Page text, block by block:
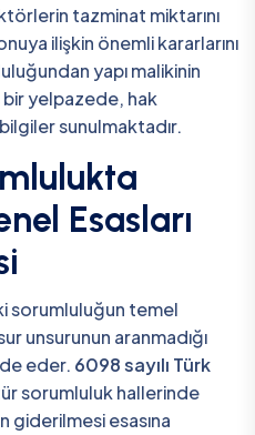
tazminat miktarını
ilişkin önemli kararlarını
yapı malikinin
yelpazede, hak
sunulmaktadır.
Esasları
sorumluluğun temel
unsurunun aranmadığı
eder. 6098 sayılı Türk
sorumluluk hallerinde
giderilmesi esasına